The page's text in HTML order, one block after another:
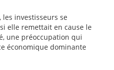
investisseurs se
elle remettait en cause le
une préoccupation qui
économique dominante